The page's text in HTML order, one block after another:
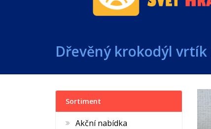
Dřevěný krokodýl vrtík
Sortiment
Akční nabídka